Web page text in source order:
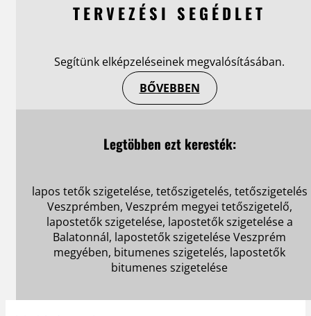
TERVEZÉSI SEGÉDLET
Segítünk elképzeléseinek megvalósításában.
BŐVEBBEN
Legtöbben ezt keresték:
lapos tetők szigetelése, tetőszigetelés, tetőszigetelés
Veszprémben, Veszprém megyei tetőszigetelő,
lapostetők szigetelése, lapostetők szigetelése a
Balatonnál, lapostetők szigetelése Veszprém
megyében, bitumenes szigetelés, lapostetők
bitumenes szigetelése